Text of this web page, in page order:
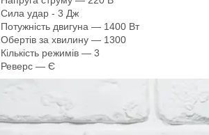
Сила удар - 3 Дж
Потужність двигуна — 1400 Вт
Обертів за хвилину — 1300
Кількість режимів — 3
Реверс — Є